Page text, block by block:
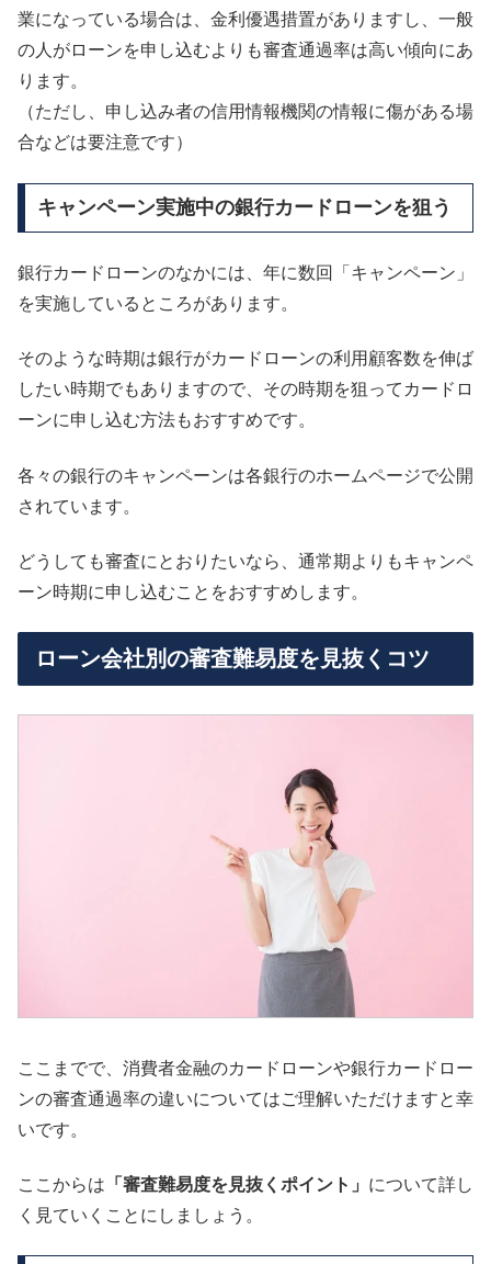
業になっている場合は、金利優遇措置がありますし、一般
の人がローンを申し込むよりも審査通過率は高い傾向にあ
ります。
（ただし、申し込み者の信用情報機関の情報に傷がある場
合などは要注意です）
キャンペーン実施中の銀行カードローンを狙う
銀行カードローンのなかには、年に数回「キャンペーン」
を実施しているところがあります。
そのような時期は銀行がカードローンの利用顧客数を伸ば
したい時期でもありますので、その時期を狙ってカードロ
ーンに申し込む方法もおすすめです。
各々の銀行のキャンペーンは各銀行のホームページで公開
されています。
どうしても審査にとおりたいなら、通常期よりもキャンペ
ーン時期に申し込むことをおすすめします。
ローン会社別の審査難易度を見抜くコツ
ここまでで、消費者金融のカードローンや銀行カードロー
ンの審査通過率の違いについてはご理解いただけますと幸
いです。
ここからは 「審査難易度を見抜くポイント」 について詳し
く見ていくことにしましょう。